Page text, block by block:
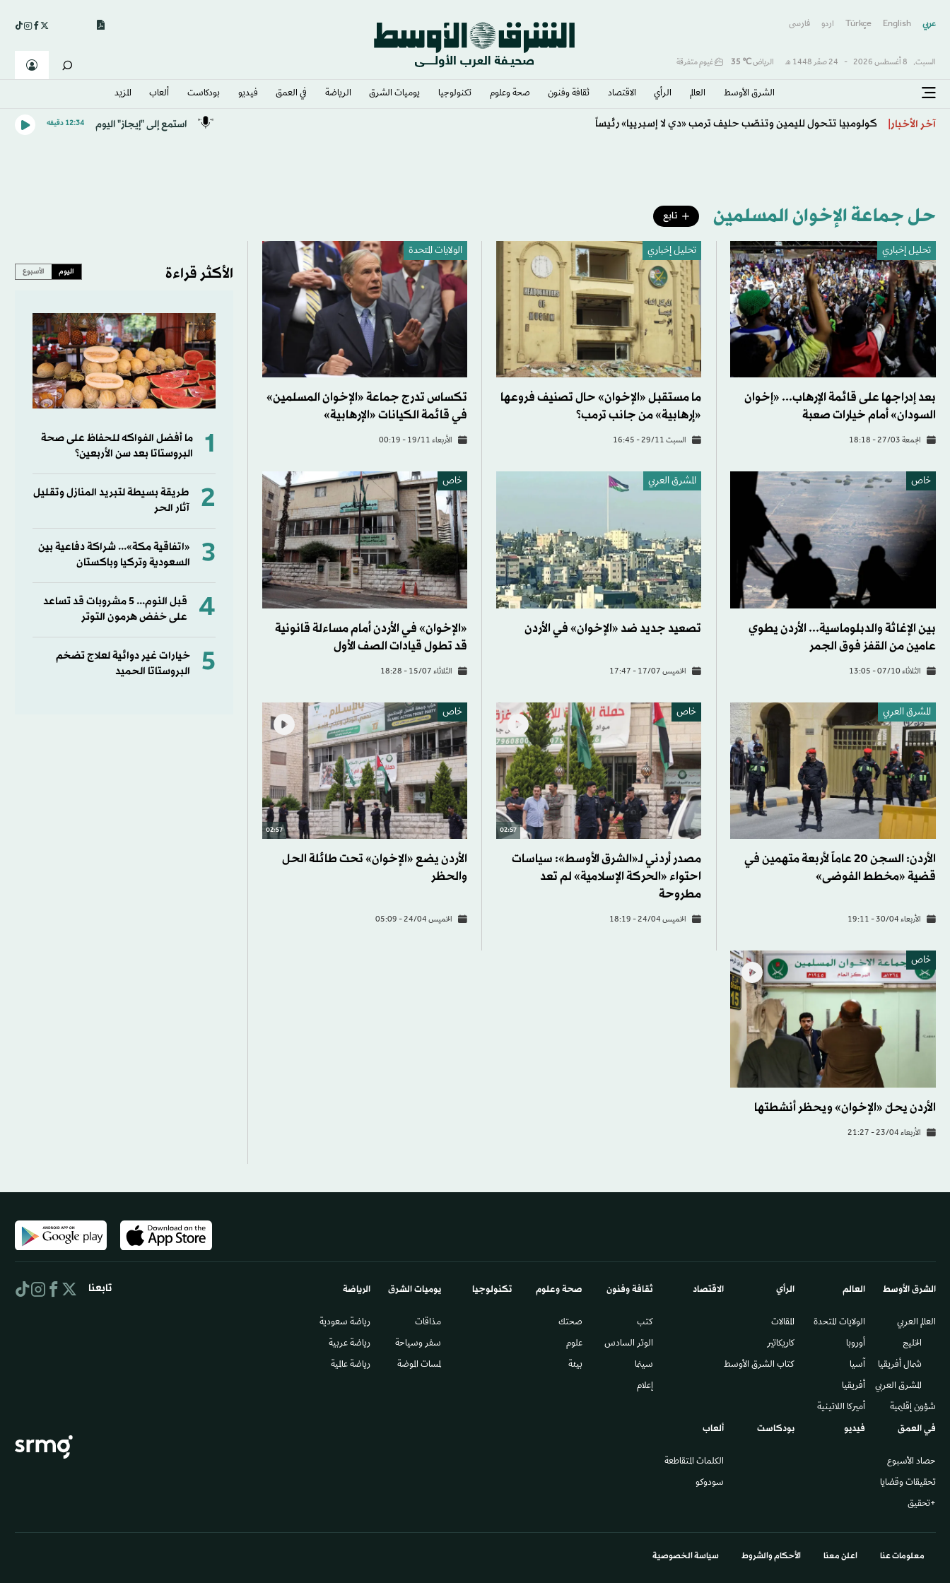
عربي English
Türkçe اردو فارسى
السبت, 8 أغسطس 2026 - 24 صفَر 1448 هـ الرياض℃
35 غيوم متفرقة
الشرق الأوسط​ العالم الرأي الاقتصاد ثقافة وفنون صحة وعلوم تكنولوجيا يوميات الشرق​ الرياضة في العمق فيديو بودكاست ألعاب المزيد
آخر الأخبار كولومبيا تتحول لليمين وتنصّب حليف ترمب «دي لا إسبرييا» رئيساً استمع إلى "إيجاز" اليوم 12:34 دقيقه
حل جماعة الإخوان المسلمين تابع
تحليل إخباري
بعد إدراجها على قائمة الإرهاب... «إخوان
السودان» أمام خيارات صعبة
الجمعة 27/03 - 18:18
تحليل إخباري
ما مستقبل «الإخوان» حال تصنيف فروعها
«إرهابية» من جانب ترمب؟
السبت 29/11 - 16:45
الولايات المتحدة​
تكساس تدرج جماعة «الإخوان المسلمين»
في قائمة الكيانات «الإرهابية»
الأربعاء 19/11 - 00:19
خاص
بين الإغاثة والدبلوماسية... الأردن يطوي
عامين من القفز فوق الجمر
الثلاثاء 07/10 - 13:05
المشرق العربي
تصعيد جديد ضد «الإخوان» في الأردن
الخميس 17/07 - 17:47
خاص
«الإخوان» في الأردن أمام مساءلة قانونية
قد تطول قيادات الصف الأول
الثلاثاء 15/07 - 18:28
المشرق العربي
الأردن: السجن 20 عاماً لأربعة متهمين في
قضية «مخطط الفوضى»
الأربعاء 30/04 - 19:11
خاص
02:57
مصدر أردني لـ«الشرق الأوسط»: سياسات
احتواء «الحركة الإسلامية» لم تعد
مطروحة
الخميس 24/04 - 18:19
خاص
02:57
الأردن يضع «الإخوان» تحت طائلة الحل
والحظر
الخميس 24/04 - 05:09
خاص
الأردن يحلّ «الإخوان» ويحظر أنشطتها
الأربعاء 23/04 - 21:27
الأكثر قراءة اليوم الأسبوع
1
ما أفضل الفواكه للحفاظ على صحة
البروستاتا بعد سن الأربعين؟
2
طريقة بسيطة لتبريد المنازل وتقليل
آثار الحر
3
«اتفاقية مكة»... شراكة دفاعية بين
السعودية وتركيا وباكستان
4
قبل النوم... 5 مشروبات قد تساعد
على خفض هرمون التوتر
5
خيارات غير دوائية لعلاج تضخم
البروستاتا الحميد
الشرق الأوسط​
العالم العربي
الخليج
شمال أفريقيا
المشرق العربي
شؤون إقليمية
العالم
الولايات المتحدة
أوروبا
آسيا
أفريقيا
أميركا اللاتينية
الرأي
المقالات
كاريكاتير
كتاب الشرق الأوسط
الاقتصاد ثقافة وفنون
كتب
الوتر السادس​
سينما
إعلام
صحة وعلوم
صحتك
علوم
بيئة
تكنولوجيا يوميات الشرق​
مذاقات
سفر وسياحة
لمسات الموضة
الرياضة
رياضة سعودية
رياضة عربية
رياضة عالمية
في العمق
حصاد الأسبوع
تحقيقات وقضايا
+تحقيق
فيديو بودكاست ألعاب
الكلمات المتقاطعة
سودوكو
تابعنا
معلومات عنا اعلن معنا الأحكام والشروط سياسة الخصوصية